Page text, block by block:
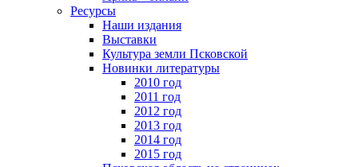
Ресурсы
Наши издания
Выставки
Культура земли Псковской
Новинки литературы
2010 год
2011 год
2012 год
2013 год
2014 год
2015 год